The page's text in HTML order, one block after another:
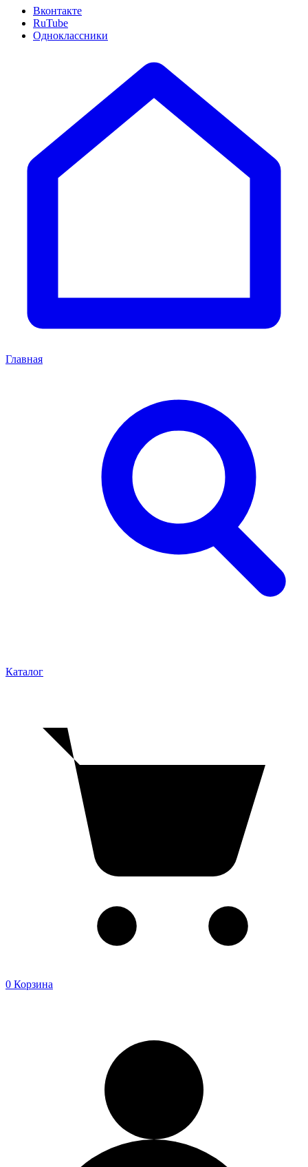
Вконтакте
RuTube
Одноклассники
Главная
Каталог
0 Корзина